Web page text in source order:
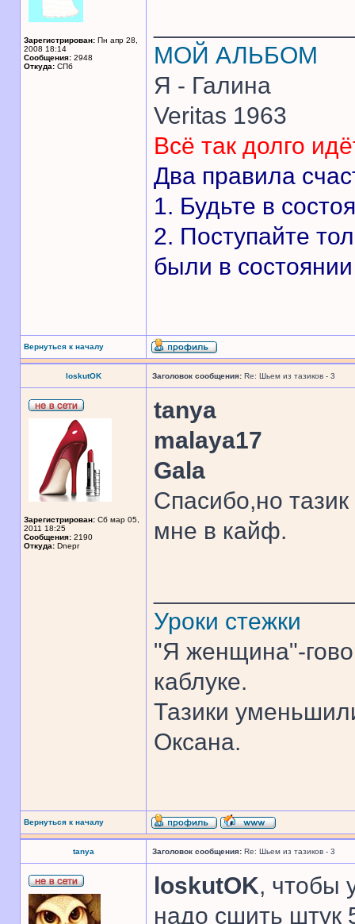
Зарегистрирован: Пн апр 28,
2008 18:14
Сообщения: 2948
Откуда: CПб
МОЙ АЛЬБОМ
Я - Галина
Veritas 1963
Всё так долго
Два правила
1. Будьте в
2. Поступайте
были в
Вернуться к началу
loskutOK Заголовок сообщения: Re: Шьем из тазиков - 3
Зарегистрирован: Сб мар 05,
2011 18:25
Сообщения: 2190
Откуда: Dnepr
tanya
malaya17
Gala
Спасибо,но
мне в кайф.
Уроки стежки
"Я женщина"-
каблуке.
Тазики
Оксана.
Вернуться к началу
tanya Заголовок сообщения: Re: Шьем из тазиков - 3
loskutOK, чтобы
надо сшить штук